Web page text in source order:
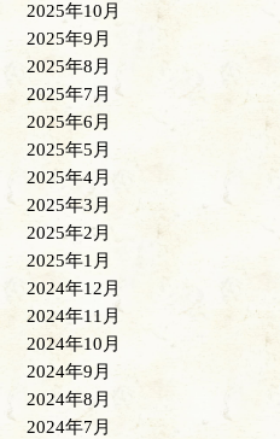
2025年10月
2025年9月
2025年8月
2025年7月
2025年6月
2025年5月
2025年4月
2025年3月
2025年2月
2025年1月
2024年12月
2024年11月
2024年10月
2024年9月
2024年8月
2024年7月